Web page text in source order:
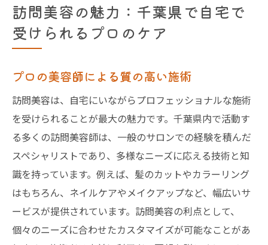
訪問美容の魅力：千葉県で自宅で
受けられるプロのケア
プロの美容師による質の高い施術
訪問美容は、自宅にいながらプロフェッショナルな施術
を受けられることが最大の魅力です。千葉県内で活動す
る多くの訪問美容師は、一般のサロンでの経験を積んだ
スペシャリストであり、多様なニーズに応える技術と知
識を持っています。例えば、髪のカットやカラーリング
はもちろん、ネイルケアやメイクアップなど、幅広いサ
ービスが提供されています。訪問美容の利点として、
個々のニーズに合わせたカスタマイズが可能なことがあ